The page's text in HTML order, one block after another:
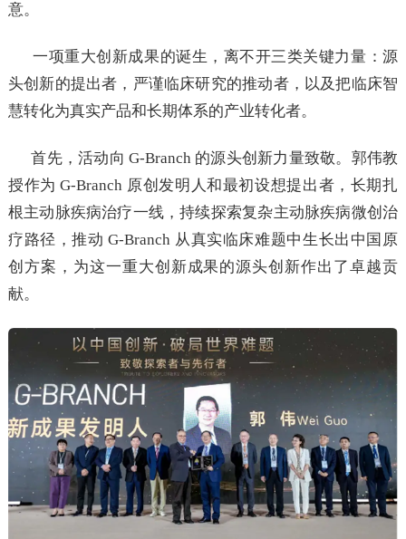
意。
一项重大创新成果的诞生，离不开三类关键力量：源
头创新的提出者，严谨临床研究的推动者，以及把临床智
慧转化为真实产品和长期体系的产业转化者。
首先，活动向 G-Branch 的源头创新力量致敬。郭伟教
授作为 G-Branch 原创发明人和最初设想提出者，长期扎
根主动脉疾病治疗一线，持续探索复杂主动脉疾病微创治
疗路径，推动 G-Branch 从真实临床难题中生长出中国原
创方案，为这一重大创新成果的源头创新作出了卓越贡
献。